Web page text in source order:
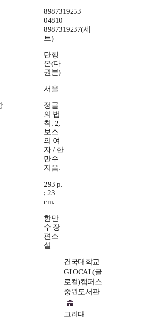
8987319253
04810
8987319237(세
트)
단행
본(다
권본)
서울
정글
의 법
칙. 2,
보스
의 여
자 / 한
만수
지음.
293 p.
; 23
cm.
한만
수 장
편소
설
건국대학교
GLOCAL(글
로컬)캠퍼스
중원도서관
고려대